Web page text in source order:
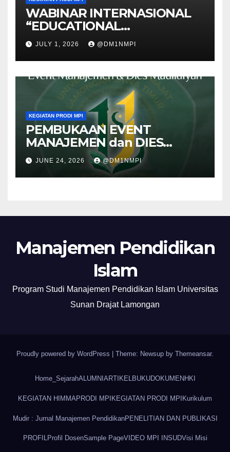
WABINAR INTERNASIONAL
“EDUCATIONAL
MANAGEMENT For GLOBAL
COMPETITIVENESS:
POLICIES, PRACTICES, and
INNOVATIONS” BEKEERJA
SAMA Dengan UNITAR
INTERNATIONAL UNIVERSITY
JULY 1, 2026 @DM1NMPI
KEGIATAN PRODI MPI
PEMBUKAAN EVENT
MANAJEMEN dan DIES
MAULIDIYAH ke XI
JUNE 24, 2026 @DM1NMPI
Manajemen Pendidikan
Islam
Program Studi Manajemen Pendidikan Islam Universitas
Sunan Drajat Lamongan
Proudly powered by WordPress | Theme: Newsup by Themeansar.
Home_SejarahALUMNI ARTIKEL BUKUDOKUMEN HKI
KEGIATAN HIMMAPRODI MPIKEGIATAN PRODI MPIKurikulum
Mudir : Jurnal Manajemen PendidikanPENELITIAN DAN PUBLIKASI
PROFILProfil DosenSample PageVIDEO MPI INSUDVisi Misi